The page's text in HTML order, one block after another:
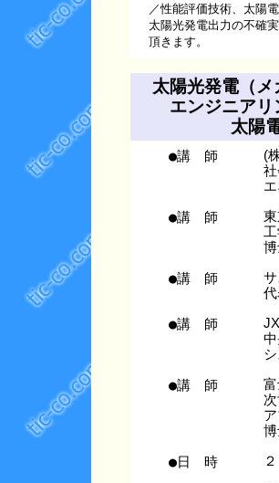
／性能評価技術、太陽
太陽光発電出力の不確
頂きます。
太陽光発電（
エンジニア
太陽
●講 師
(
●講 師
博
●講 師
●講 師
●講 師
博
●日 時